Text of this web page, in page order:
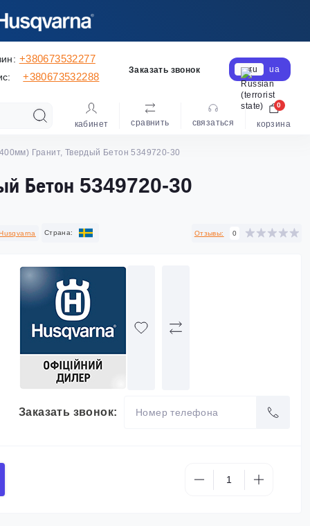
+380673532277
+380673532288
Заказать звонок ru ua
кабинет сравнить cвязаться корзина
0
Гранит, Твердый Бетон 5349720-30
Бетон 5349720-30
Cтрана: Отзывы: 0
Заказать звонок: